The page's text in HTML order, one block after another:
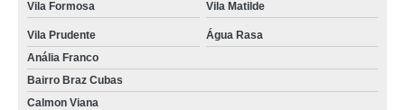
onde encontrar concretagem para lajes Cantareira
onde encontrar concretagem de laje treliçada Parque Mandaqui
concretagem para lajes preço Mogi das Cruzes
concretagem de laje valor Mandaqui
Vila Formosa Vila Matilde
Vila Prudente
Água Rasa
Anália Franco
Bairro Braz Cubas
Calmon Viana